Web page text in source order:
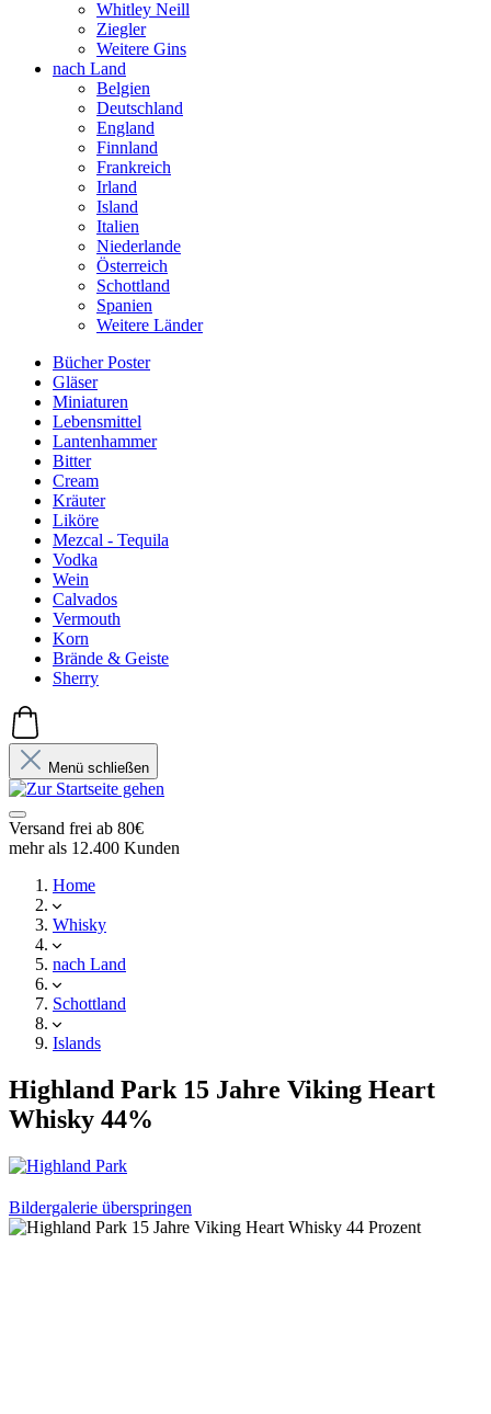
Whitley Neill
Ziegler
Weitere Gins
nach Land
Belgien
Deutschland
England
Finnland
Frankreich
Irland
Island
Italien
Niederlande
Österreich
Schottland
Spanien
Weitere Länder
Bücher Poster
Gläser
Miniaturen
Lebensmittel
Lantenhammer
Bitter
Cream
Kräuter
Liköre
Mezcal - Tequila
Vodka
Wein
Calvados
Vermouth
Korn
Brände & Geiste
Sherry
Menü schließen
Versand frei ab 80€
mehr als 12.400 Kunden
Home
Whisky
nach Land
Schottland
Islands
Highland Park 15 Jahre Viking Heart
Whisky 44%
Bildergalerie überspringen